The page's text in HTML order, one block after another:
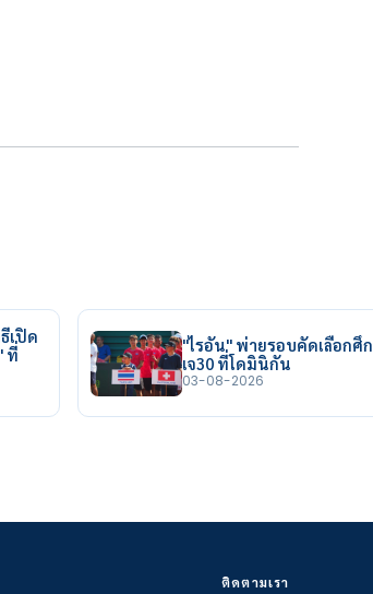
เปิด
ที่
"ไรอัน" พ่ายรอบคัดเลือกศึก
เจ30 ที่โดมินิกัน
03-08-2026
ติดตามเรา